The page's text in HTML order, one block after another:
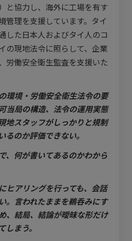
と協力し、海外に工場を有す
管理を支援しています。タイ
した日本人およびタイ人のコ
の現地法令に照らして、企業
労働安全衛生監査を支援いた
環境・労働安全衛生法令の要
当局の構造、法令の運用実態
地スタッフがしっかりと規制
るのか評価できない。
、何が書いてあるのかわから
ヒアリングを行っても、会話
。言われたままを鵜呑みにす
、結局、結論が曖昧な形だけ
しまう。